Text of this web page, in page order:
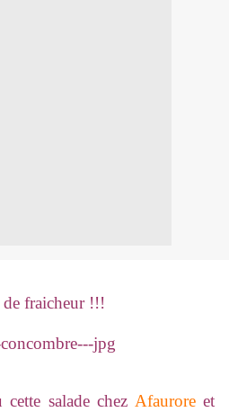
fraicheur !!!
salade chez Afauroreet